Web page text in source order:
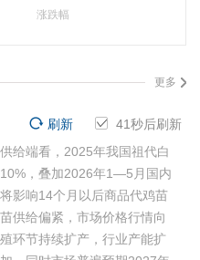
涨跌幅
更多
40秒后刷新
刷新
给端看，2025年我国祖代白
，叠加2026年1—5月国内
影响14个月以后商品代鸡苗
供给偏紧，市场价格行情向
环节持续扩产，行业产能扩